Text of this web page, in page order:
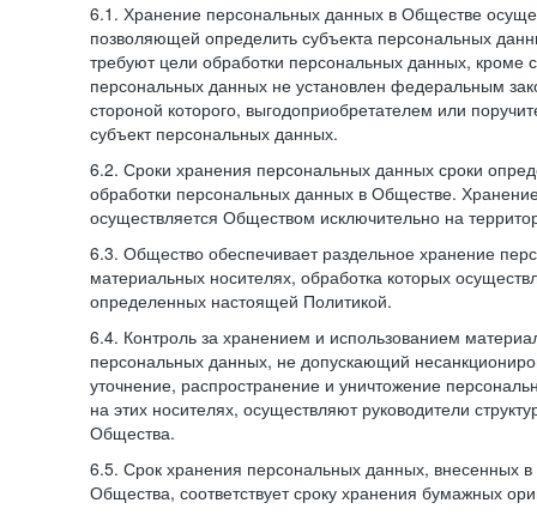
6.1. Хранение персональных данных в Обществе
позволяющей определить субъекта персональных
требуют цели обработки персональных данных, кроме
персональных данных не установлен федеральным
стороной которого, выгодоприобретателем или
субъект персональных данных.
6.2. Сроки хранения персональных данных сроки
обработки персональных данных в Обществе.
осуществляется Обществом исключительно на
6.3. Общество обеспечивает раздельное хранение
материальных носителях, обработка которых
определенных настоящей Политикой.
6.4. Контроль за хранением и использованием
персональных данных, не допускающий
уточнение, распространение и уничтожение
на этих носителях, осуществляют руководители
Общества.
6.5. Срок хранения персональных данных, внесенных
Общества, соответствует сроку хранения бумажных